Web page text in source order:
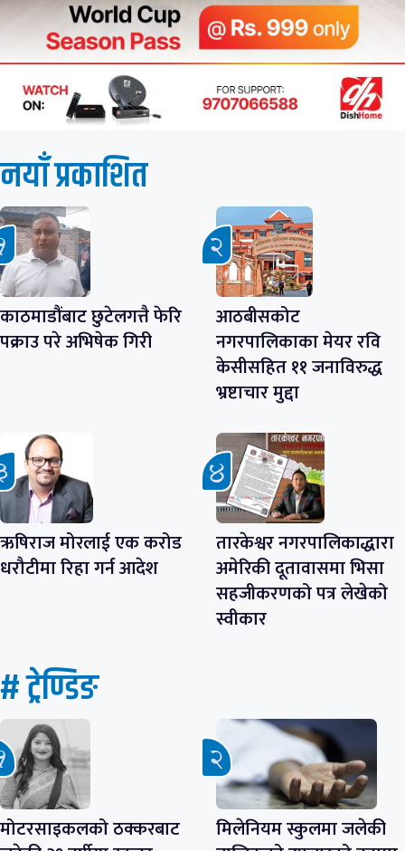
नयाँ प्रकाशित
काठमाडौंबाट छुटेलगत्तै फेरि
पक्राउ परे अभिषेक गिरी
आठबीसकोट
नगरपालिकाका मेयर रवि
केसीसहित ११ जनाविरुद्ध
भ्रष्टाचार मुद्दा
ऋषिराज मोरलाई एक करोड
धरौटीमा रिहा गर्न आदेश
तारकेश्वर नगरपालिकाद्धारा
अमेरिकी दूतावासमा भिसा
सहजीकरणको पत्र लेखेको
स्वीकार
# ट्रेण्डिङ
मोटरसाइकलको ठक्करबाट
मिलेनियम स्कुलमा जलेकी